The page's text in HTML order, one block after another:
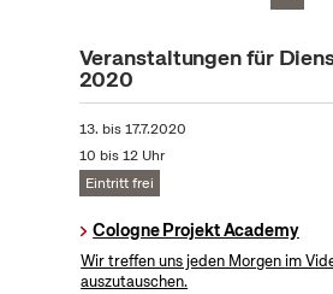
Veranstaltungen für
2020
13. bis17.7.2020
10 bis 12 Uhr
Eintritt frei
Cologne Projekt Academy
Wir treffen uns jeden Morgen im
auszutauschen.